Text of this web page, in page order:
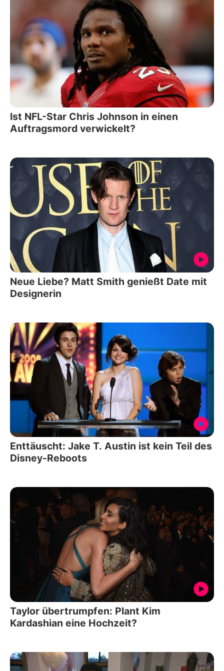
Ist NFL-Star Chris Johnson in einen
Auftragsmord verwickelt?
Neue Liebe? Matt Smith genießt Date mit
Designerin
Enttäuscht: Jake T. Austin ist kein Teil des
Disney-Reboots
Taylor übertrumpfen: Plant Kim
Kardashian eine Hochzeit?